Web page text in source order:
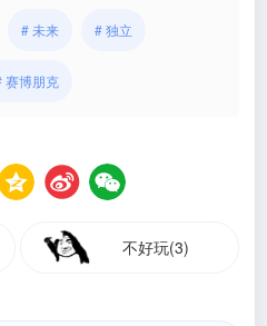
# 未来 # 独立
赛博朋克
不好玩(3)